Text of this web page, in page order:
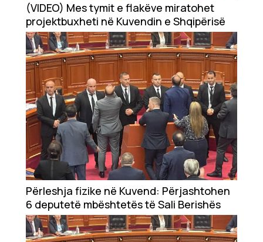
(VIDEO) Mes tymit e flakëve miratohet
projektbuxheti në Kuvendin e Shqipërisë
Përleshja fizike në Kuvend: Përjashtohen
6 deputetë mbështetës të Sali Berishës